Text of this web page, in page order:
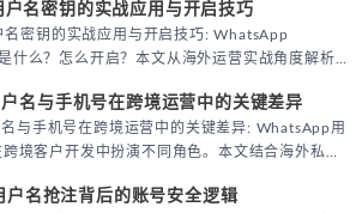
名密钥的实战应用与开启技巧
密钥的实战应用与开启技巧: WhatsApp
什么？怎么开启？本文从海外运营实战角度解析
目标客户。
名与手机号在跨境运营中的关键差异
与手机号在跨境运营中的关键差异: WhatsApp用
境客户开发中扮演不同角色。本文结合海外私域
队优化WhatsApp营销策略。
名抢注背后的账号安全逻辑